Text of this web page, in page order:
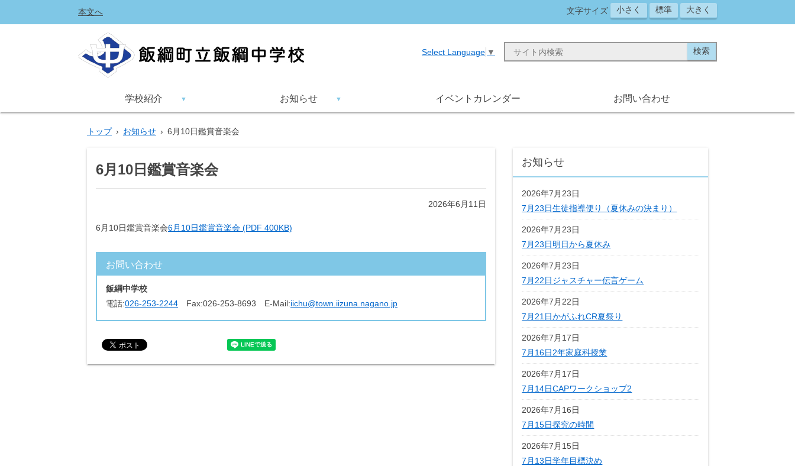
本文へ 文字サイズ 小さく 標準 大きく
Select Language ▼
学校紹介 お知らせ イベントカレンダー お問い合わせ
トップ › お知らせ › 6月10日鑑賞音楽会
6月10日鑑賞音楽会
2026年6月11日
6月10日鑑賞音楽会6月10日鑑賞音楽会 (PDF 400KB)
お問い合わせ
飯綱中学校
電話:026-253-2244 Fax:026-253-8693 E-Mail:iichu@town.iizuna.nagano.jp
お知らせ
2026年7月23日
7月23日生徒指導便り（夏休みの決まり）
2026年7月23日
7月23日明日から夏休み
2026年7月23日
7月22日ジャスチャー伝言ゲーム
2026年7月22日
7月21日かがふれCR夏祭り
2026年7月17日
7月16日2年家庭科授業
2026年7月17日
7月14日CAPワークショップ2
2026年7月16日
7月15日探究の時間
2026年7月15日
7月13日学年目標決め